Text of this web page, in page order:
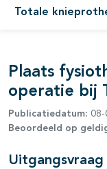
Totaleopen- en
open- en
Plaats
operatie bij
Publicatiedatum: 08-
Beoordeeld op
Uitgangsvraag